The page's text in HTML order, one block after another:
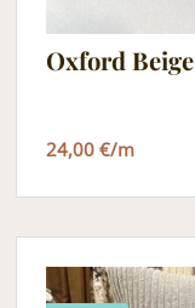
Oxford Beige
24,00 €/m